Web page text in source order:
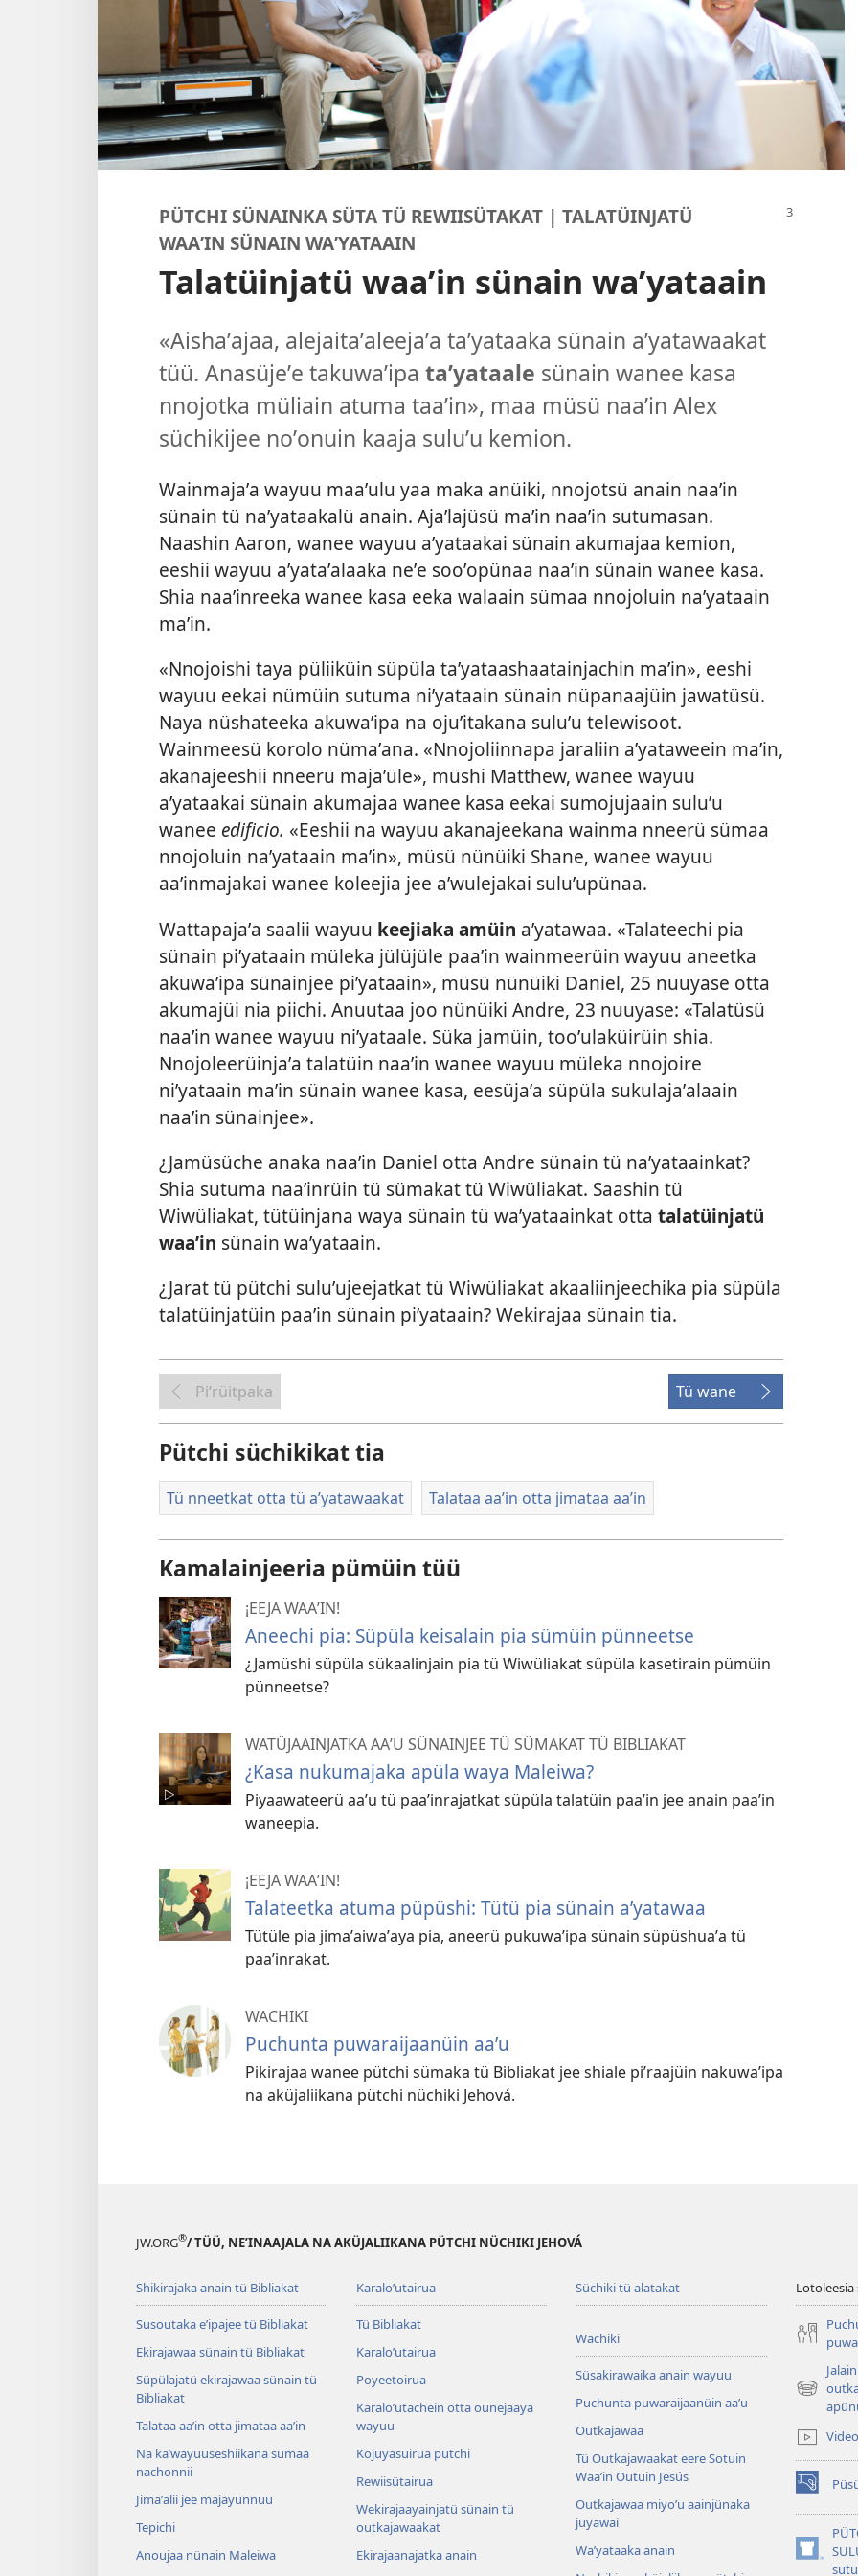
PÜTCHI SÜNAINKA SÜTA TÜ REWIISÜTAKAT | TALATÜINJATÜ
WAAʼIN SÜNAIN WAʼYATAAIN
Talatüinjatü waaʼin sünain waʼyataain
«Aishaʼajaa, alejaitaʼaleejaʼa taʼyataaka sünain aʼyatawaakat
tüü. Anasüjeʼe takuwaʼipa taʼyataale sünain wanee kasa
nnojotka müliain atuma taaʼin», maa müsü naaʼin Alex
süchikijee noʼonuin kaaja suluʼu kemion.
Wainmajaʼa wayuu maaʼulu yaa maka anüiki, nnojotsü anain naaʼin
sünain tü naʼyataakalü anain. Ajaʼlajüsü maʼin naaʼin sutumasan.
Naashin Aaron, wanee wayuu aʼyataakai sünain akumajaa kemion,
eeshii wayuu aʼyataʼalaaka neʼe sooʼopünaa naaʼin sünain wanee kasa.
Shia naaʼinreeka wanee kasa eeka walaain sümaa nnojoluin naʼyataain
maʼin.
«Nnojoishi taya püliiküin süpüla taʼyataashaatainjachin maʼin», eeshi
wayuu eekai nümüin sutuma niʼyataain sünain nüpanaajüin jawatüsü.
Naya nüshateeka akuwaʼipa na ojuʼitakana suluʼu telewisoot.
Wainmeesü korolo nümaʼana. «Nnojoliinnapa jaraliin aʼyataweein maʼin,
akanajeeshii nneerü majaʼüle», müshi Matthew, wanee wayuu
aʼyataakai sünain akumajaa wanee kasa eekai sumojujaain suluʼu
wanee edificio. «Eeshii na wayuu akanajeekana wainma nneerü sümaa
nnojoluin naʼyataain maʼin», müsü nünüiki Shane, wanee wayuu
aaʼinmajakai wanee koleejia jee aʼwulejakai suluʼupünaa.
Wattapajaʼa saalii wayuu keejiaka amüin aʼyatawaa. «Talateechi pia
sünain piʼyataain müleka jülüjüle paaʼin wainmeerüin wayuu aneetka
akuwaʼipa sünainjee piʼyataain», müsü nünüiki Daniel, 25 nuuyase otta
akumajüi nia piichi. Anuutaa joo nünüiki Andre, 23 nuuyase: «Talatüsü
naaʼin wanee wayuu niʼyataale. Süka jamüin, tooʼulaküirüin shia.
Nnojoleerüinjaʼa talatüin naaʼin wanee wayuu müleka nnojoire
niʼyataain maʼin sünain wanee kasa, eesüjaʼa süpüla sukulajaʼalaain
naaʼin sünainjee».
¿Jamüsüche anaka naaʼin Daniel otta Andre sünain tü naʼyataainkat?
Shia sutuma naaʼinrüin tü sümakat tü Wiwüliakat. Saashin tü
Wiwüliakat, tütüinjana waya sünain tü waʼyataainkat otta talatüinjatü
waaʼin sünain waʼyataain.
¿Jarat tü pütchi suluʼujeejatkat tü Wiwüliakat akaaliinjeechika pia süpüla
talatüinjatüin paaʼin sünain piʼyataain? Wekirajaa sünain tia.
Piʼrüitpaka Tü wane
Pütchi süchikikat tia
Tü nneetkat otta tü aʼyatawaakat Talataa aaʼin otta jimataa aaʼin
Kamalainjeeria pümüin tüü
¡EEJA WAAʼIN!
Aneechi pia: Süpüla keisalain pia sümüin pünneetse
¿Jamüshi süpüla sükaalinjain pia tü Wiwüliakat süpüla kasetirain pümüin
pünneetse?
WATÜJAAINJATKA AAʼU SÜNAINJEE TÜ SÜMAKAT TÜ BIBLIAKAT
¿Kasa nukumajaka apüla waya Maleiwa?
Piyaawateerü aaʼu tü paaʼinrajatkat süpüla talatüin paaʼin jee anain paaʼin
waneepia.
¡EEJA WAAʼIN!
Talateetka atuma püpüshi: Tütü pia sünain aʼyatawaa
Tütüle pia jimaʼaiwaʼaya pia, aneerü pukuwaʼipa sünain süpüshuaʼa tü
paaʼinrakat.
WACHIKI
Puchunta puwaraijaanüin aaʼu
Pikirajaa wanee pütchi sümaka tü Bibliakat jee shiale piʼraajüin nakuwaʼipa
na aküjaliikana pütchi nüchiki Jehová.
JW.ORG®/ TÜÜ, NEʼINAAJALA NA AKÜJALIIKANA PÜTCHI NÜCHIKI JEHOVÁ
Shikirajaka anain tü Bibliakat
Susoutaka eʼipajee tü Bibliakat
Ekirajawaa sünain tü Bibliakat
Süpülajatü ekirajawaa sünain tü
Bibliakat
Talataa aaʼin otta jimataa aaʼin
Na kaʼwayuuseshiikana sümaa
nachonnii
Jimaʼalii jee majayünnüü
Tepichi
Anoujaa nünain Maleiwa
Karaloʼutairua
Tü Bibliakat
Karaloʼutairua
Poyeetoirua
Karaloʼutachein otta ounejaaya
wayuu
Kojuyasüirua pütchi
Rewiisütairua
Wekirajaayainjatü sünain tü
outkajawaakat
Ekirajaanajatka anain
Süchiki tü alatakat
Wachiki
Süsakirawaika anain wayuu
Puchunta puwaraijaanüin aaʼu
Outkajawaa
Tü Outkajawaakat eere Sotuin
Waaʼin Outuin Jesús
Outkajawaa miyo’u aainjünaka
juyawai
Waʼyataaka anain
(abre
nuevaVideo
(abre
una
ventana)
(abre